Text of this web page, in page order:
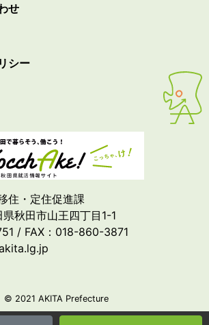
せ
シー
住・定住促進課
秋田市山王四丁目1-1
/ FAX：018-860-3871
© 2021 AKITA Prefecture